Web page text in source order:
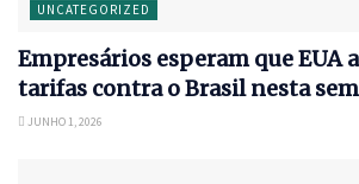
UNCATEGORIZED
Empresários esperam que EUA
tarifas contra o Brasil nesta
JUNHO 1, 2026